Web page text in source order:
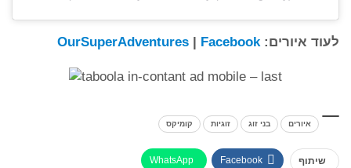
לעוד איורים: OurSuperAdventures | Facebook
איורים בני זוג זוגיות קומיקס
שיתוף Facebook
WhatsApp